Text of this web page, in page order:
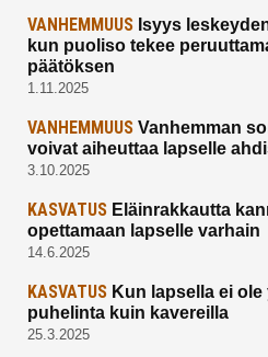
VANHEMMUUS Isyys
kun puoliso tekee
päätöksen
1.11.2025
VANHEMMUUS Vanhemman
voivat aiheuttaa lapselle
3.10.2025
KASVATUS Eläinrakkautta
opettamaan lapselle varhain
14.6.2025
KASVATUS Kun lapsella ei
puhelinta kuin kavereilla
25.3.2025